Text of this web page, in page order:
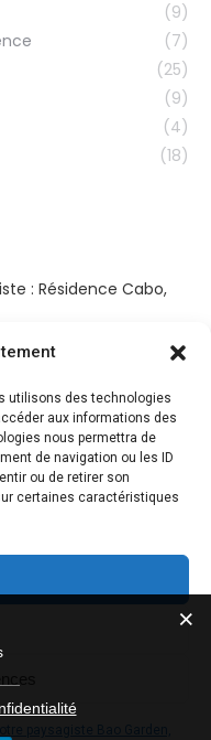
utilisons des technologies
aux informations des
nous permettra de
de navigation ou les ID
ou de retirer son
certaines caractéristiques
(9)
(7)
(25)
(9)
(4)
(18)
: Résidence Cabo,
Aidlin Darling Design